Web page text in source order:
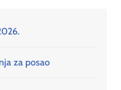
za posao